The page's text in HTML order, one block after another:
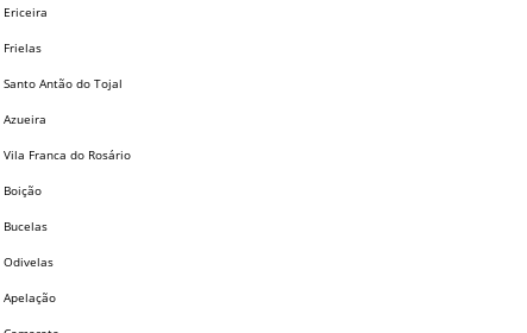
Ericeira
Frielas
Santo Antão do Tojal
Azueira
Vila Franca do Rosário
Boição
Bucelas
Odivelas
Apelação